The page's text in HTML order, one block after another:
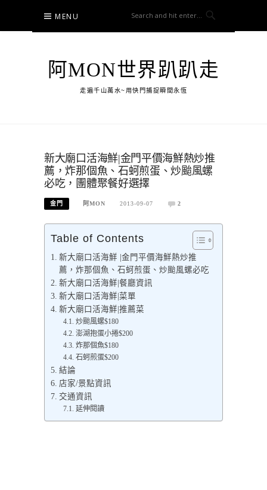
content
MENU
阿MON世界趴趴走
走遍千山萬水~用快門捕捉瞬間永恆
新大廟口活海鮮|金門平價海鮮熱炒推
薦，炸那個魚、石蚵煎蛋、炒颱風螺
必吃，團體聚餐好選擇
金門 阿MON 2013-09-07 2
Table of Contents
新大廟口活海鮮 |金門平價海鮮熱炒推
薦，炸那個魚、石蚵煎蛋、炒颱風螺必吃
新大廟口活海鮮|餐廳資訊
新大廟口活海鮮|菜單
新大廟口活海鮮|推薦菜
炒颱風螺$180
澎湖抱蛋小捲$200
炸那個魚$180
石蚵煎蛋$200
結論
店家/景點資訊
交通資訊
延伸閱讀